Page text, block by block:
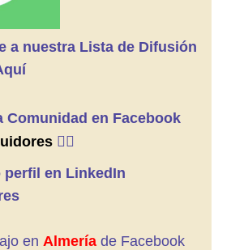
a nuestra Lista de Difusión
Comunidad en Facebook
👍🏼
perfil en LinkedIn
en Almeríade Facebook